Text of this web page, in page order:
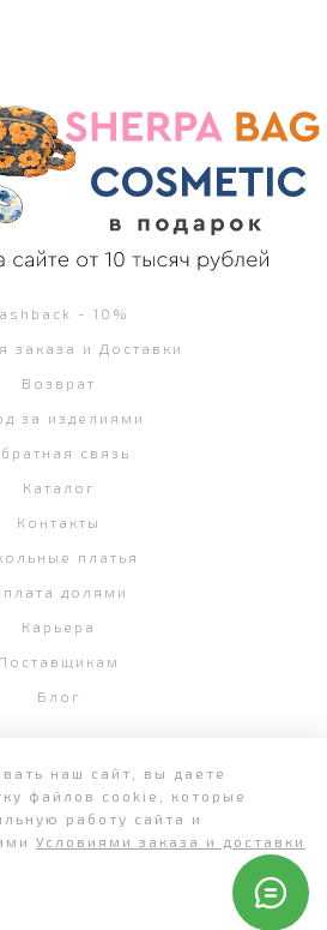
- 10%
заказа и Доставки
Возврат
за изделиями
связь
Каталог
Контакты
платья
долями
Карьера
Поставщикам
Блог
(343) 382-58-07
наш сайт, вы даете
файлов cookie, которые
работу сайта и
Условиями заказа и доставки